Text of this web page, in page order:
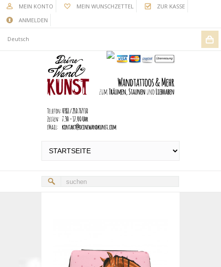
MEIN KONTO MEIN WUNSCHZETTEL
ZUR KASSE
ANMELDEN
Deutsch